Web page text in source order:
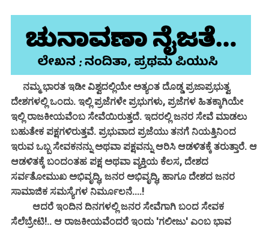
ನಮ್ಮ ಭಾರತ ಇಡೀ ವಿಶ್ವದಲ್ಲಿಯೇ ಅತ್ಯಂತ ದೊಡ್ಡ ಪ್ರಜಾಪ್ರಭುತ್ವ
ದೇಶಗಳಲ್ಲಿ ಒಂದು. ಇಲ್ಲಿ ಪ್ರಜೆಗಳೇ ಪ್ರಭುಗಳು, ಪ್ರಜೆಗಳ ಹಿತಕ್ಕಾಗಿಯೇ
ಇಲ್ಲಿ ರಾಜಕೀಯವೆಂಬ ಸೇವೆಯಿರುತ್ತದೆ. ಇದರಲ್ಲಿ ಜನರ ಸೇವೆ ಮಾಡಲು
ಬಹುತೇಕ ಪಕ್ಷಗಳಿರುತ್ತವೆ. ಪ್ರಭುವಾದ ಪ್ರಜೆಯು ತನಗೆ ನಿಯತ್ತಿನಿಂದ
ಇರುವ ಒಬ್ಬ ಸೇವಕನನ್ನು ಅಥವಾ ಪಕ್ಷವನ್ನು ಆರಿಸಿ ಆಡಳಿತಕ್ಕೆ ತರುತ್ತಾರೆ. ಆ
ಆಡಳಿತಕ್ಕೆ ಬಂದಂತಹ ಪಕ್ಷ ಅಥವಾ ವ್ಯಕ್ತಿಯ ಕೆಲಸ, ದೇಶದ
ಸರ್ವತೋಮುಖ ಅಭಿವೃದ್ಧಿ, ಜನರ ಅಭಿವೃದ್ಧಿ, ಹಾಗೂ ದೇಶದ ಜನರ
ಸಾಮಾಜಿಕ ಸಮಸ್ಯೆಗಳ ನಿರ್ಮೂಲನೆ....!
ಆದರೆ ಇಂದಿನ ದಿನಗಳಲ್ಲಿ ಜನರ ಸೇವೆಗಾಗಿ ಬಂದ ಸೇವಕ
ಸೆಲೆಬ್ರೇಟಿ!.. ಆ ರಾಜಕೀಯವೆಂದರೆ ಇಂದು 'ಗಲೀಜು' ಎಂಬ ಭಾವ